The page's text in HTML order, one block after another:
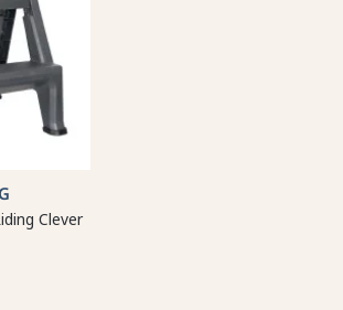
Clever